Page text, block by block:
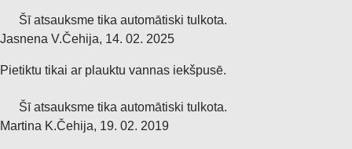
Šī atsauksme tika automātiski tulkota.
Jasnena V.Čehija, 14. 02. 2025
Pietiktu tikai ar plauktu vannas iekšpusē.
Šī atsauksme tika automātiski tulkota.
Martina K.Čehija, 19. 02. 2019